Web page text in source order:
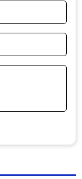
- Máy Trạm -
Hình
SSD 515GB,